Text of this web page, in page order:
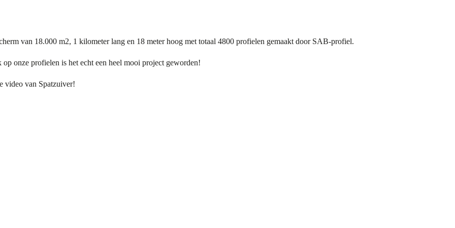
van 18.000 m2, 1 kilometer lang en 18 meter hoog met totaal 4800 profielen gemaakt door SAB-profiel.
onze profielen is het echt een heel mooi project geworden!
video van Spatzuiver!